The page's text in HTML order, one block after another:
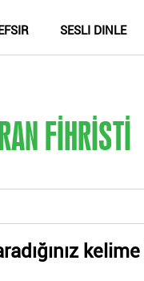
SESLI DINLE